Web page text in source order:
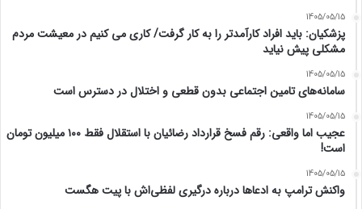
1405/05/15
پزشکیان: باید افراد کارآمدتر را به کار گرفت/ کاری می کنیم در معیشت مردم
مشکلی پیش نیاید
1405/05/15
سامانه‌های تامین اجتماعی بدون قطعی و اختلال در دسترس است
1405/05/15
عجیب اما واقعی: رقم فسخ قرارداد رضائیان با استقلال فقط ۱۰۰ میلیون تومان
است!
1405/05/15
واکنش ترامپ به ادعاها درباره درگیری لفظی‌اش با پیت هگست